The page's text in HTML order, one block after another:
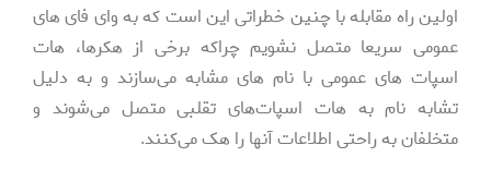
اولین راه مقابله با چنین خطراتی این است که به وای فای های
عمومی سریعا متصل نشویم چراکه برخی از هکرها، هات
اسپات های عمومی با نام های مشابه می‌سازند و به دلیل
تشابه نام به هات اسپات‌های تقلبی متصل می‌شوند و
متخلفان به راحتی اطلاعات آنها را هک می‌کنند.